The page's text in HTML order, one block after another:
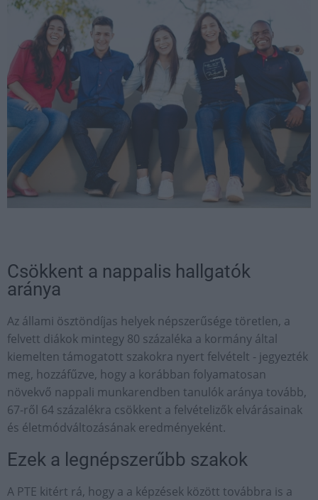
Csökkent a nappalis hallgatók
aránya
Az állami ösztöndíjas helyek népszerűsége töretlen, a
felvett diákok mintegy 80 százaléka a kormány által
kiemelten támogatott szakokra nyert felvételt - jegyezték
meg, hozzáfűzve, hogy a korábban folyamatosan
növekvő nappali munkarendben tanulók aránya tovább,
67-ről 64 százalékra csökkent a felvételizők elvárásainak
és életmódváltozásának eredményeként.
Ezek a legnépszerűbb szakok
A PTE kitért rá, hogy a a képzések között továbbra is a